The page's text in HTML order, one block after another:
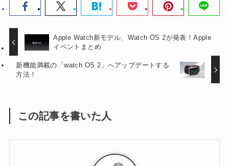
Apple Watch新モデル、Watch OS 2が発表！Apple
イベントまとめ
新機能満載の「watch OS 2」へアップデートする
方法！
この記事を書いた人